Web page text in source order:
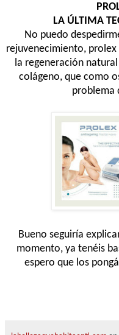
LA ÚLTIMA
No puedo
rejuvenecimiento,
la regeneración
colágeno, que como
problema
Bueno seguiría
momento, ya tenéis
espero que los